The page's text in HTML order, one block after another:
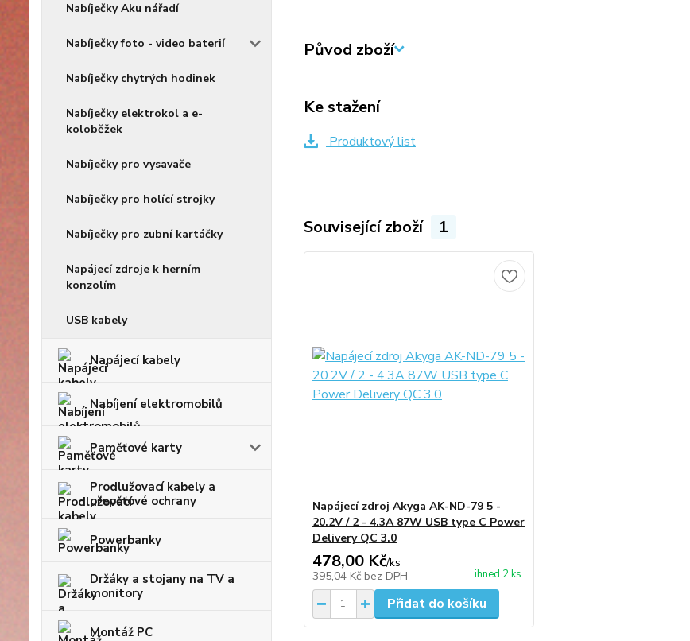
Nabíječky Aku nářadí
Nabíječky foto - video baterií
Nabíječky chytrých hodinek
Nabíječky elektrokol a e-
koloběžek
Nabíječky pro vysavače
Nabíječky pro holící strojky
Nabíječky pro zubní kartáčky
Napájecí zdroje k herním
konzolím
USB kabely
Napájecí kabely
Nabíjení elektromobilů
Paměťové karty
Prodlužovací kabely a
přepěťové ochrany
Powerbanky
Držáky a stojany na TV a
monitory
Montáž PC
Původ zboží
Ke stažení
Produktový list
Související zboží 1
Napájecí zdroj Akyga AK-ND-79 5 -
20.2V / 2 - 4.3A 87W USB type C Power
Delivery QC 3.0
478,00 Kč/ks
395,04 Kč bez DPH ihned 2 ks
Přidat do košíku